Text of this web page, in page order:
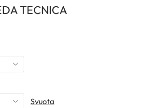
TECNICA
Svuota